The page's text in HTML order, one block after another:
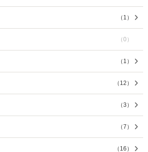
（ 1 ）
（0 ）
（ 1 ）
（ 12 ）
（3 ）
（7 ）
（ 16 ）